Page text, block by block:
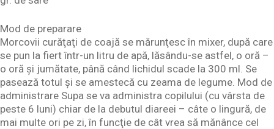
Mod de preparare
Morcovii curăţaţi de coajă se mărunţesc în mixer, după care
se pun la fiert într-un litru de apă, lăsându-se astfel, o oră –
o oră şi jumătate, până când lichidul scade la 300 ml. Se
pasează totul şi se amestecă cu zeama de legume. Mod de
administrare Supa se va administra copilului (cu vârsta de
peste 6 luni) chiar de la debutul diareei – câte o lingură, de
mai multe ori pe zi, în funcţie de cât vrea să mănânce cel